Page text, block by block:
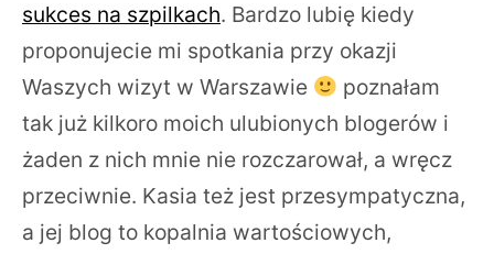
sukces na szpilkach. Bardzo lubię kiedy
proponujecie mi spotkania przy okazji
Waszych wizyt w Warszawie
poznałam
tak już kilkoro moich ulubionych blogerów i
żaden z nich mnie nie rozczarował, a wręcz
przeciwnie. Kasia też jest przesympatyczna,
a jej blog to kopalnia wartościowych,